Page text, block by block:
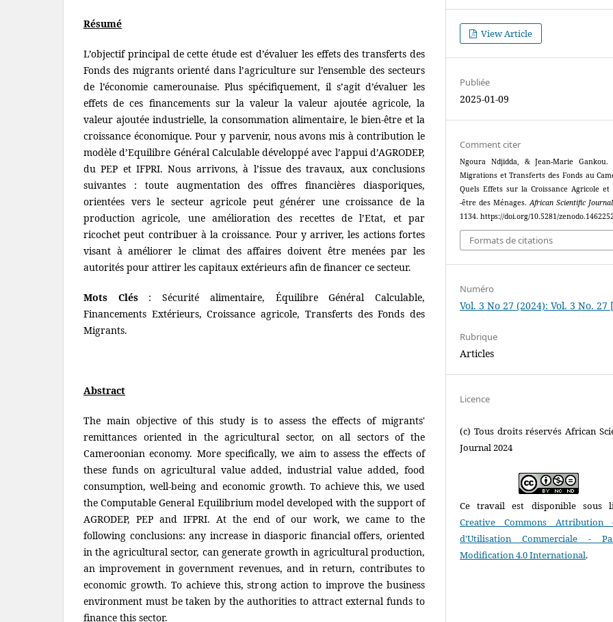
Résumé
L’objectif principal de cette étude est d’évaluer les effets des transferts des
Fonds des migrants orienté dans l’agriculture sur l’ensemble des secteurs
de l’économie camerounaise. Plus spécifiquement, il s’agit d’évaluer les
effets de ces financements sur la valeur la valeur ajoutée agricole, la
valeur ajoutée industrielle, la consommation alimentaire, le bien-être et la
croissance économique. Pour y parvenir, nous avons mis à contribution le
modèle d’Equilibre Général Calculable développé avec l’appui d’AGRODEP,
du PEP et IFPRI. Nous arrivons, à l’issue des travaux, aux conclusions
suivantes : toute augmentation des offres financières diasporiques,
orientées vers le secteur agricole peut générer une croissance de la
production agricole, une amélioration des recettes de l’Etat, et par
ricochet peut contribuer à la croissance. Pour y arriver, les actions fortes
visant à améliorer le climat des affaires doivent être menées par les
autorités pour attirer les capitaux extérieurs afin de financer ce secteur.
Mots Clés: Sécurité alimentaire, Équilibre Général Calculable,
Financements Extérieurs, Croissance agricole, Transferts des Fonds des
Migrants.
Abstract
The main objective of this study is to assess the effects of migrants'
remittances oriented in the agricultural sector, on all sectors of the
Cameroonian economy. More specifically, we aim to assess the effects of
these funds on agricultural value added, industrial value added, food
consumption, well-being and economic growth. To achieve this, we used
the Computable General Equilibrium model developed with the support of
AGRODEP, PEP and IFPRI. At the end of our work, we came to the
following conclusions: any increase in diasporic financial offers, oriented
in the agricultural sector, can generate growth in agricultural production,
an improvement in government revenues, and in return, contributes to
economic growth. To achieve this, strong action to improve the business
environment must be taken by the authorities to attract external funds to
finance this sector.
View Article
Publiée
2025-01-09
Comment citer
Ngoura Ndjidda, & Jean-Marie Gankou.
Migrations et Transferts des Fonds au
Quels Effets sur la Croissance Agricole
-être des Ménages.African Scientific Journal
1134. https://doi.org/10.5281/
Formats de citations
Numéro
Vol. 3 No 27 (2024): Vol. 3 No. 27
Rubrique
Articles
Licence
(c) Tous droits réservés African
Journal 2024
Ce travail est disponible sous
Creative Commons Attribution
d'Utilisation Commerciale -
Modification 4.0 International.